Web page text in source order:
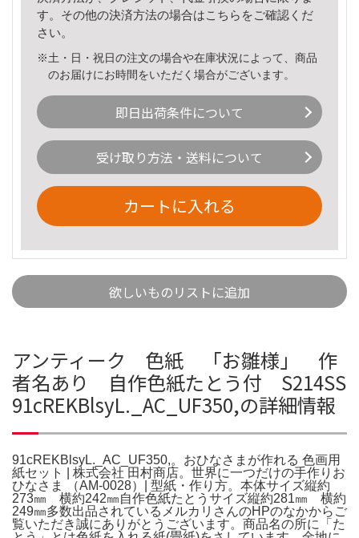
す。その他の決済方法の場合はこちら をご確認くだ
さい。
※土・日・祝日の注文の場合や在庫状況によって、商品
のお届けにお時間をいただく場合がございます。
即日出荷条件について
受け取り方法・送料について
カートに入れる
欲しいものリストに追加
アンティーク 色紙 「お雛様」 作
者名あり 自作色紙たとう付 S214SS
91cREKBlsyL._AC_UF350,の詳細情報
91cREKBlsyL._AC_UF350,。おひなさまが作れる 色画用
紙セット | 株式会社 田村商店。世界に一つだけの手作りお
ひなさま （AM-0028）| 型紙・作り方。本体サイズ縦約
273㎜ 横約242㎜自作色紙たとうサイズ縦約281㎜ 横約
249㎜多数出品されているメルカリさんのHPのなかからご
覧いただき誠にありがとうございます。商品名の所に「た